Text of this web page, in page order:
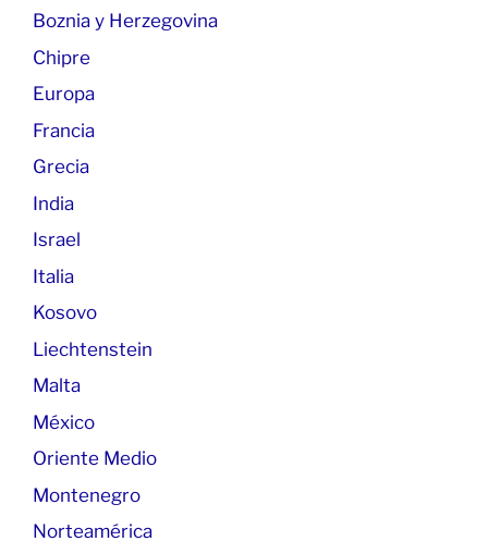
Boznia y Herzegovina
Chipre
Europa
Francia
Grecia
India
Israel
Italia
Kosovo
Liechtenstein
Malta
México
Oriente Medio
Montenegro
Norteamérica